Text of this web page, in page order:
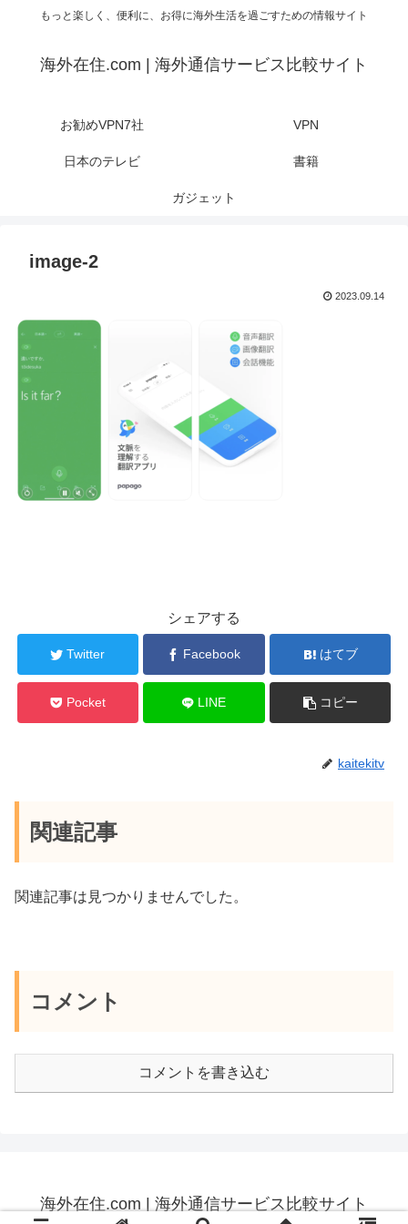
もっと楽しく、便利に、お得に海外生活を過ごすための情報サイト
海外在住.com | 海外通信サービス比較サイト
お勧めVPN7社 VPN
日本のテレビ 書籍
ガジェット
image-2
2023.09.14
シェアする
Twitter Facebook はてブ
Pocket LINE コピー
kaitekitv
関連記事
関連記事は見つかりませんでした。
コメント
コメントを書き込む
海外在住.com | 海外通信サービス比較サイト